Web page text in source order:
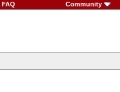
FAQ Community